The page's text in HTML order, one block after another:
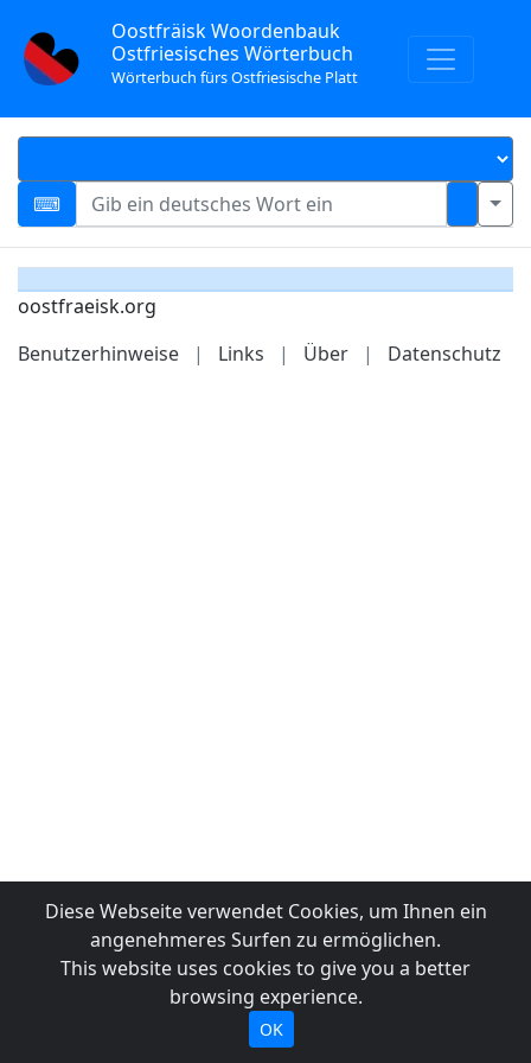
Oostfräisk Woordenbauk
Ostfriesisches Wörterbuch
Wörterbuch fürs Ostfriesische Platt
oostfraeisk.org
Benutzerhinweise
| Links | Über | Datenschutz
Diese Webseite verwendet Cookies, um Ihnen ein
angenehmeres Surfen zu ermöglichen.
This website uses cookies to give you a better
browsing experience.
OK